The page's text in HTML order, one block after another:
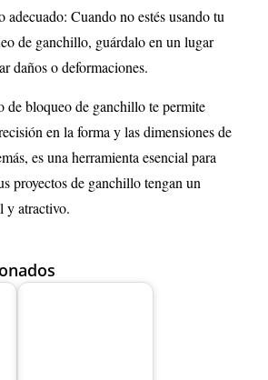
adecuado: Cuando no estés usando tu
de ganchillo, guárdalo en un lugar
daños o deformaciones.
de bloqueo de ganchillo te permite
en la forma y las dimensiones de
es una herramienta esencial para
proyectos de ganchillo tengan un
y atractivo.